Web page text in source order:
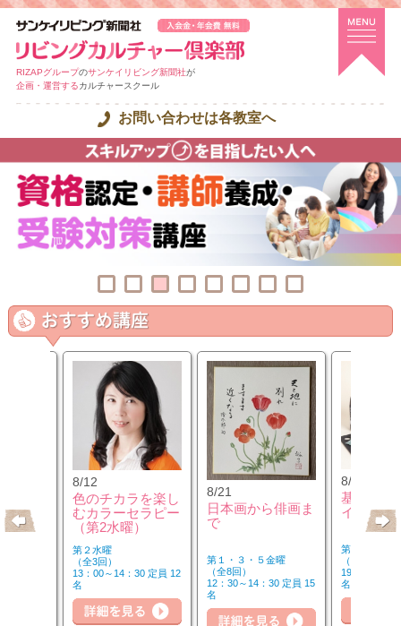
RIZAPグループのサンケイリビング新聞社が
企画・運営するカルチャースクール
お問い合わせは各教室へ
＆リ
8/12
色のチカラを楽し
むカラーセラピー
（第2水曜）
第２水曜
（全3回）
13：00～14：30 定員 12
名
8/21
日本画から俳画ま
で
第１・３・５金曜
（全8回）
12：30～14：30 定員 15
名
8/21
基本のチ
イン講座
第３金曜
（全3回）
19：00～20
名
詳細を見る
詳細を見る